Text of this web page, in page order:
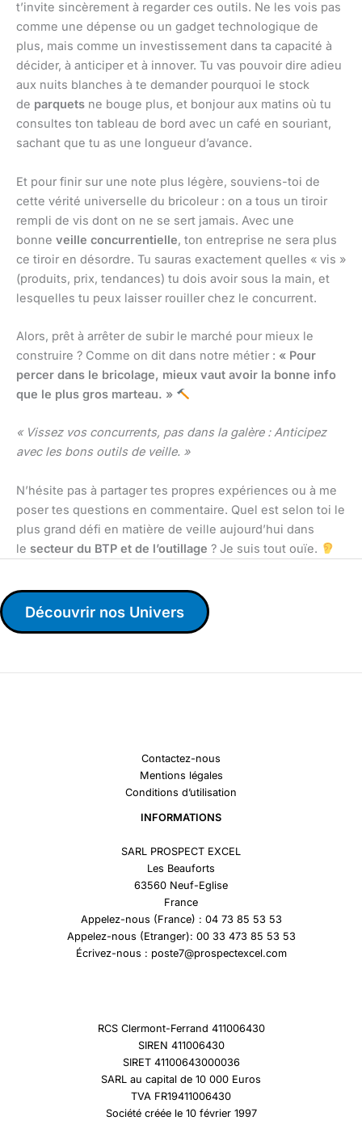
t’invite sincèrement à regarder ces outils. Ne les vois pas
comme une dépense ou un gadget technologique de
plus, mais comme un investissement dans ta capacité à
décider, à anticiper et à innover. Tu vas pouvoir dire adieu
aux nuits blanches à te demander pourquoi le stock
de parquets ne bouge plus, et bonjour aux matins où tu
consultes ton tableau de bord avec un café en souriant,
sachant que tu as une longueur d’avance.
Et pour finir sur une note plus légère, souviens-toi de
cette vérité universelle du bricoleur : on a tous un tiroir
rempli de vis dont on ne se sert jamais. Avec une
bonne veille concurrentielle, ton entreprise ne sera plus
ce tiroir en désordre. Tu sauras exactement quelles « vis »
(produits, prix, tendances) tu dois avoir sous la main, et
lesquelles tu peux laisser rouiller chez le concurrent.
Alors, prêt à arrêter de subir le marché pour mieux le
construire ? Comme on dit dans notre métier : « Pour
percer dans le bricolage, mieux vaut avoir la bonne info
que le plus gros marteau. »
« Vissez vos concurrents, pas dans la galère : Anticipez
avec les bons outils de veille. »
N’hésite pas à partager tes propres expériences ou à me
poser tes questions en commentaire. Quel est selon toi le
plus grand défi en matière de veille aujourd’hui dans
le secteur du BTP et de l’outillage ? Je suis tout ouïe.
Découvrir nos Univers
Contactez-nous
Mentions légales
Conditions d’utilisation
INFORMATIONS
SARL PROSPECT EXCEL
Les Beauforts
63560 Neuf-Eglise
France
Appelez-nous (France) : 04 73 85 53 53
Appelez-nous (Etranger): 00 33 473 85 53 53
Écrivez-nous : poste7@prospectexcel.com
RCS Clermont-Ferrand 411006430
SIREN 411006430
SIRET 41100643000036
SARL au capital de 10 000 Euros
TVA FR19411006430
Société créée le 10 février 1997